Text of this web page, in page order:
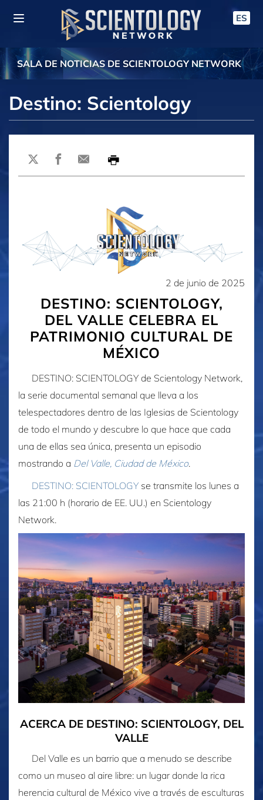
ES
SALA DE NOTICIAS DE SCIENTOLOGY NETWORK
Destino: Scientology
2 de junio de 2025
DESTINO: SCIENTOLOGY,
DEL VALLE CELEBRA EL
PATRIMONIO CULTURAL DE
MÉXICO
DESTINO: SCIENTOLOGY de Scientology Network,
la serie documental semanal que lleva a los
telespectadores dentro de las Iglesias de Scientology
de todo el mundo y descubre lo que hace que cada
una de ellas sea única, presenta un episodio
mostrando a Del Valle, Ciudad de México.
DESTINO: SCIENTOLOGY se transmite los lunes a
las 21:00 h (horario de EE. UU.) en Scientology
Network.
ACERCA DE DESTINO: SCIENTOLOGY, DEL
VALLE
Del Valle es un barrio que a menudo se describe
como un museo al aire libre: un lugar donde la rica
herencia cultural de México vive a través de esculturas